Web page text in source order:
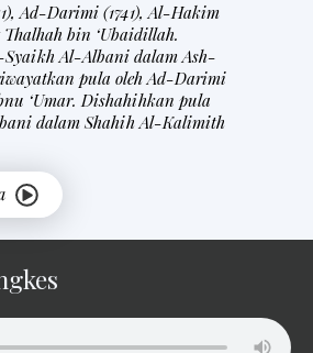
Ad-Darimi (1741), Al-Hakim
bin ‘Ubaidillah.
Al-Albani dalam Ash-
pula oleh Ad-Darimi
‘Umar. Dishahihkan pula
dalam Shahih Al-Kalimith